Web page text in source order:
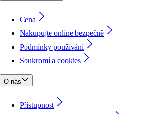
Cena
Nakupujte online bezpečně
Podmínky používání
Soukromí a cookies
O nás
Přístupnost